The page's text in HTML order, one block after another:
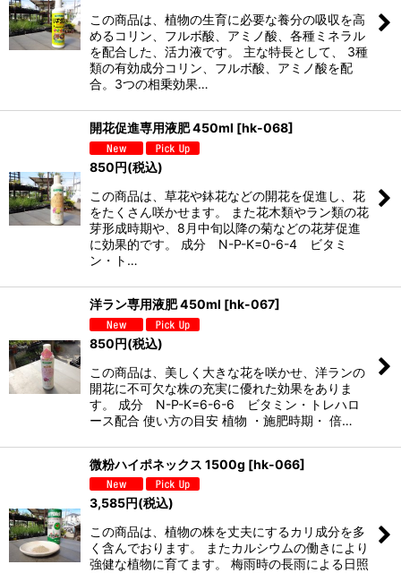
この商品は、植物の生育に必要な養分の吸収を高
めるコリン、フルボ酸、アミノ酸、各種ミネラル
を配合した、活力液です。 主な特長として、 3種
類の有効成分コリン、フルボ酸、アミノ酸を配
合。3つの相乗効果…
開花促進専用液肥 450ml [hk-068]
850円(税込)
この商品は、草花や鉢花などの開花を促進し、花
をたくさん咲かせます。 また花木類やラン類の花
芽形成時期や、8月中旬以降の菊などの花芽促進
に効果的です。 成分 N-P-K=0-6-4 ビタミ
ン・ト…
洋ラン専用液肥 450ml [hk-067]
850円(税込)
この商品は、美しく大きな花を咲かせ、洋ランの
開花に不可欠な株の充実に優れた効果をありま
す。 成分 N-P-K=6-6-6 ビタミン・トレハロ
ース配合 使い方の目安 植物 ・施肥時期・ 倍…
微粉ハイポネックス 1500g [hk-066]
3,585円(税込)
この商品は、植物の株を丈夫にするカリ成分を多
く含んでおります。 またカルシウムの働きにより
強健な植物に育てます。 梅雨時の長雨による日照